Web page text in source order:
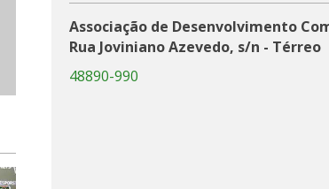
Associação de Desenvolvimento
Rua Joviniano Azevedo, s/n - Térreo
48890-990